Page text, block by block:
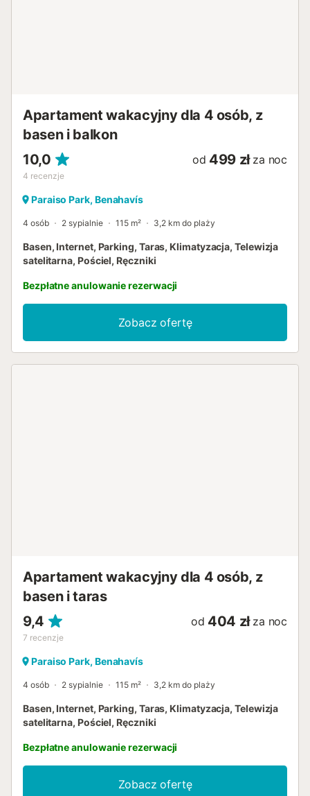
Apartament wakacyjny dla 4 osób, z
basen i balkon
10,0
4 recenzje
od 499 zł za noc
Paraiso Park, Benahavís
4 osób 2 sypialnie 115 m² 3,2 km do plaży
Basen, Internet, Parking, Taras, Klimatyzacja, Telewizja
satelitarna, Pościel, Ręczniki
Bezpłatne anulowanie rezerwacji
Zobacz ofertę
Apartament wakacyjny dla 4 osób, z
basen i taras
9,4
7 recenzje
od 404 zł za noc
Paraiso Park, Benahavís
4 osób 2 sypialnie 115 m² 3,2 km do plaży
Basen, Internet, Parking, Taras, Klimatyzacja, Telewizja
satelitarna, Pościel, Ręczniki
Bezpłatne anulowanie rezerwacji
Zobacz ofertę